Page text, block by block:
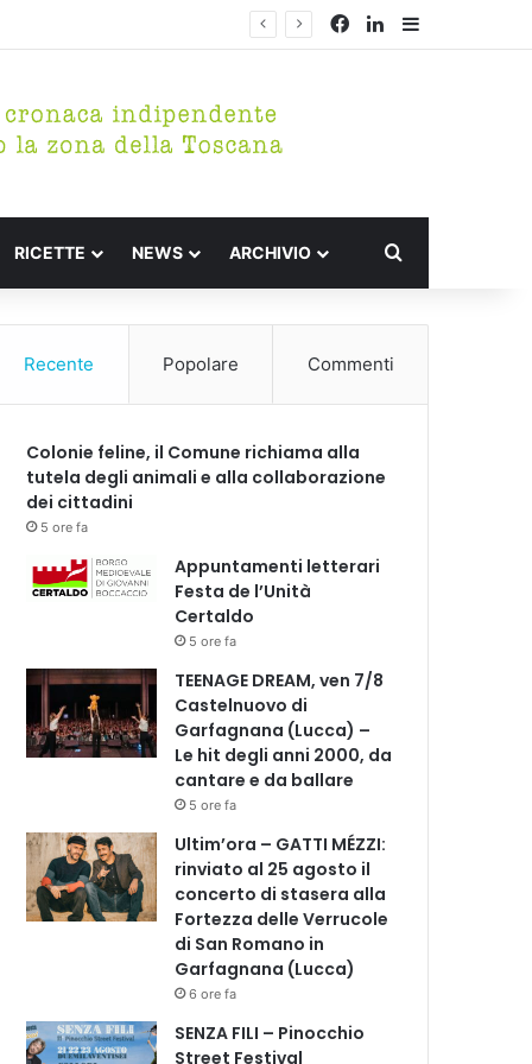
Facebook
LinkedIn
RICETTE NEWS ARCHIVIO
Recente Popolare Commenti
Colonie feline, il Comune richiama alla
tutela degli animali e alla collaborazione
dei cittadini
5 ore fa
Appuntamenti letterari
Festa de l’Unità
Certaldo
5 ore fa
TEENAGE DREAM, ven 7/8
Castelnuovo di
Garfagnana (Lucca) –
Le hit degli anni 2000, da
cantare e da ballare
5 ore fa
Ultim’ora – GATTI MÉZZI:
rinviato al 25 agosto il
concerto di stasera alla
Fortezza delle Verrucole
di San Romano in
Garfagnana (Lucca)
6 ore fa
SENZA FILI – Pinocchio
Street Festival